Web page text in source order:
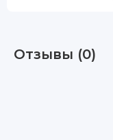
Отзывы (0)